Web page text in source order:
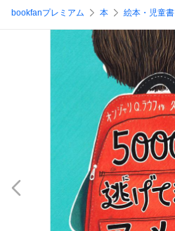
bookfanプレミアム 本 絵本・児童書